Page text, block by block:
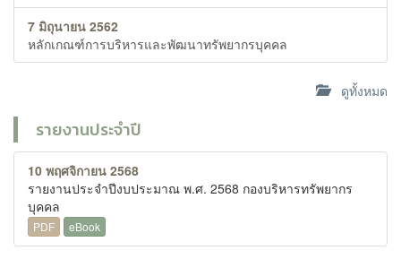
7 มิถุนายน 2562
หลักเกณฑ์การบริหารและพัฒนาทรัพยากรบุคคล
ดูทั้งหมด
รายงานประจำปี
10 พฤศจิกายน 2568
รายงานประจำปีงบประมาณ พ.ศ. 2568 กองบริหารทรัพยากร
บุคคล
PDF eBook